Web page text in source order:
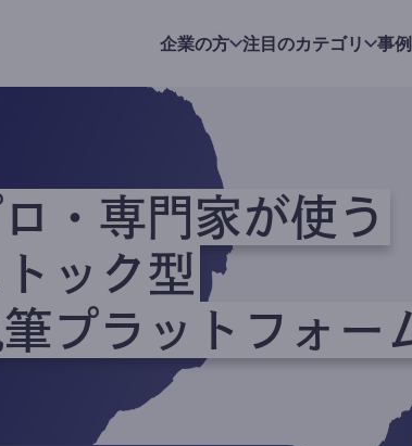
企業の方 注目のカテゴリ 事
・専門家が使う
ック型
プラットフォー